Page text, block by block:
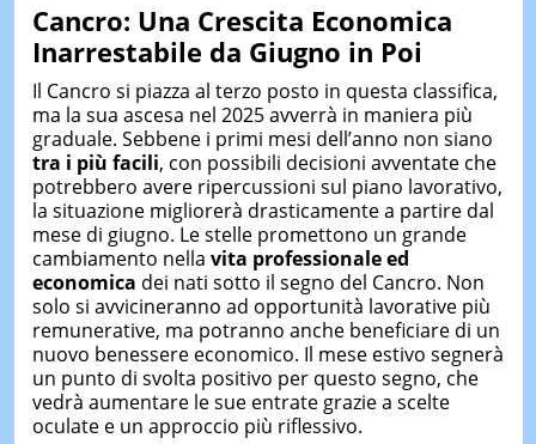
Cancro: Una Crescita Economica
Inarrestabile da Giugno in Poi
Il Cancro si piazza al terzo posto in questa classifica,
ma la sua ascesa nel 2025 avverrà in maniera più
graduale. Sebbene i primi mesi dell’anno non siano
tra i più facili, con possibili decisioni avventate che
potrebbero avere ripercussioni sul piano lavorativo,
la situazione migliorerà drasticamente a partire dal
mese di giugno. Le stelle promettono un grande
cambiamento nella vita professionale ed
economica dei nati sotto il segno del Cancro. Non
solo si avvicineranno ad opportunità lavorative più
remunerative, ma potranno anche beneficiare di un
nuovo benessere economico. Il mese estivo segnerà
un punto di svolta positivo per questo segno, che
vedrà aumentare le sue entrate grazie a scelte
oculate e un approccio più riflessivo.